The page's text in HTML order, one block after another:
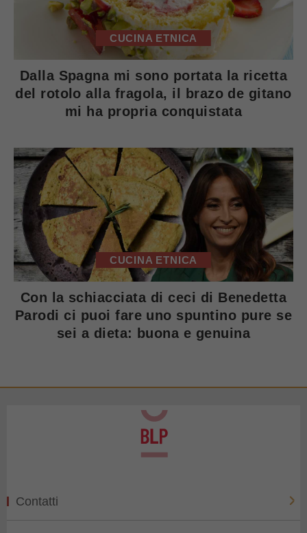
CUCINA ETNICA
Dalla Spagna mi sono portata la ricetta
del rotolo alla fragola, il brazo de gitano
mi ha propria conquistata
CUCINA ETNICA
Con la schiacciata di ceci di Benedetta
Parodi ci puoi fare uno spuntino pure se
sei a dieta: buona e genuina
Contatti